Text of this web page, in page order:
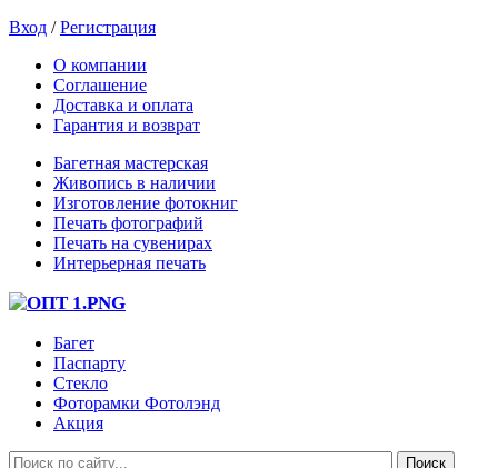
Вход /Регистрация
О компании
Соглашение
Доставка и оплата
Гарантия и возврат
Багетная мастерская
Живопись в наличии
Изготовление фотокниг
Печать фотографий
Печать на сувенирах
Интерьерная печать
Багет
Паспарту
Стекло
Фоторамки Фотолэнд
Акция